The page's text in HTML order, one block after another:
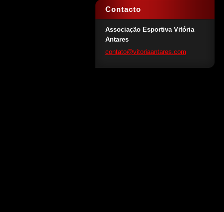
Contacto
Associação Esportiva Vitória
Antares
contato@vitoriaantares.com